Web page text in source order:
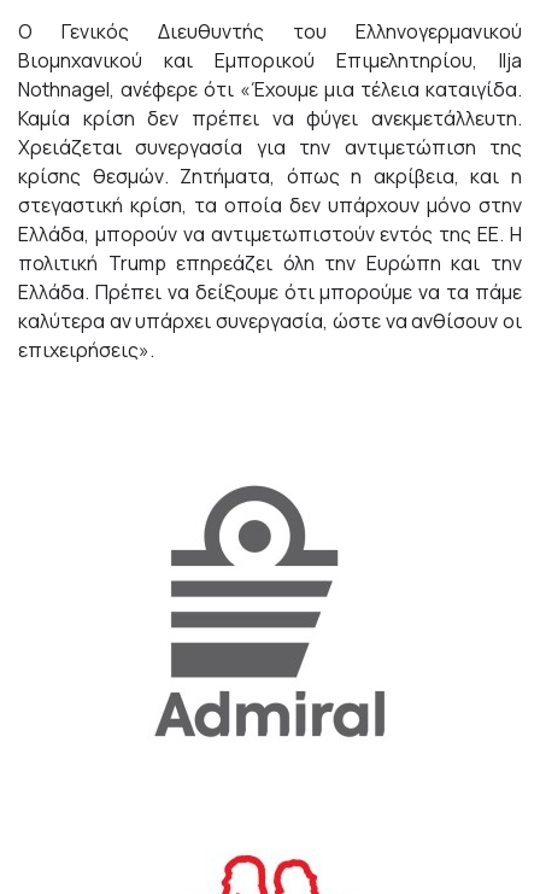
Ο Γενικός Διευθυντής του Ελληνογερμανικού
Βιομηχανικού και Εμπορικού Επιμελητηρίου, Ilja
Nothnagel, ανέφερε ότι «Έχουμε μια τέλεια καταιγίδα.
Καμία κρίση δεν πρέπει να φύγει ανεκμετάλλευτη.
Χρειάζεται συνεργασία για την αντιμετώπιση της
κρίσης θεσμών. Ζητήματα, όπως η ακρίβεια, και η
στεγαστική κρίση, τα οποία δεν υπάρχουν μόνο στην
Ελλάδα, μπορούν να αντιμετωπιστούν εντός της ΕΕ. Η
πολιτική Trump επηρεάζει όλη την Ευρώπη και την
Ελλάδα. Πρέπει να δείξουμε ότι μπορούμε να τα πάμε
καλύτερα αν υπάρχει συνεργασία, ώστε να ανθίσουν οι
επιχειρήσεις».